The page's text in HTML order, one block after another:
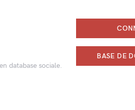
database sociale.
BASE DE